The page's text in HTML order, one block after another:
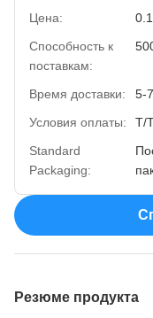
Цена:
Способность к
поставкам:
Время доставки:
5-
Условия оплаты:
Т/
Standard
Packaging:
Резюме продукта